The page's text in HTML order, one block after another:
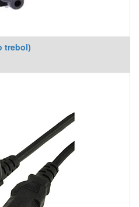
trebol)